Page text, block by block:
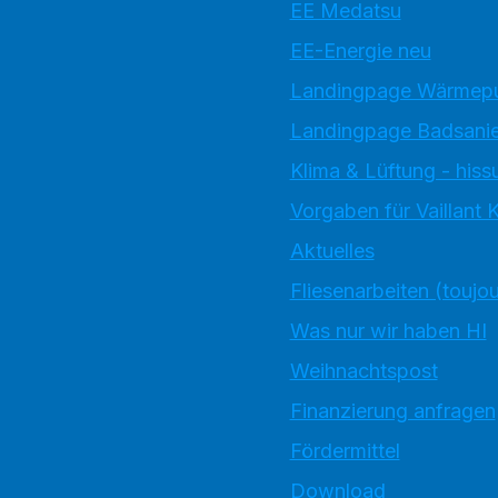
EE Medatsu
EE-Energie neu
Landingpage
Landingpage
Klima & Lüftung -
Vorgaben für Vaillant
Aktuelles
Fliesenarbeiten
Was nur wir haben HI
Weihnachtspost
Finanzierung anfragen
Fördermittel
Download